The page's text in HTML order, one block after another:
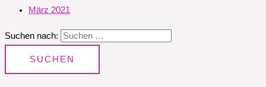
März 2021
Suchen nach: